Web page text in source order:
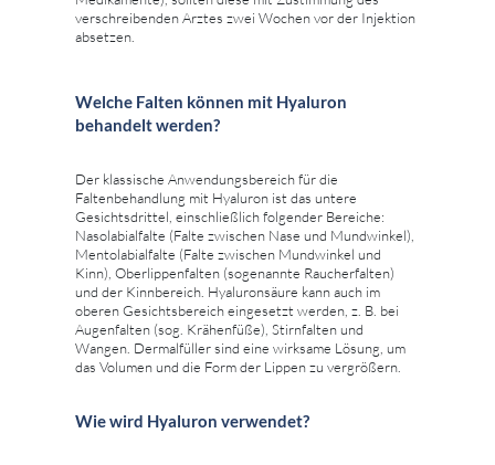
verschreibenden Arztes zwei Wochen vor der Injektion
absetzen.
Welche Falten können mit Hyaluron
behandelt werden?
Der klassische Anwendungsbereich für die
Faltenbehandlung mit Hyaluron ist das untere
Gesichtsdrittel, einschließlich folgender Bereiche:
Nasolabialfalte (Falte zwischen Nase und Mundwinkel),
Mentolabialfalte (Falte zwischen Mundwinkel und
Kinn), Oberlippenfalten (sogenannte Raucherfalten)
und der Kinnbereich. Hyaluronsäure kann auch im
oberen Gesichtsbereich eingesetzt werden, z. B. bei
Augenfalten (sog. Krähenfüße), Stirnfalten und
Wangen. Dermalfüller sind eine wirksame Lösung, um
das Volumen und die Form der Lippen zu vergrößern.
Wie wird Hyaluron verwendet?